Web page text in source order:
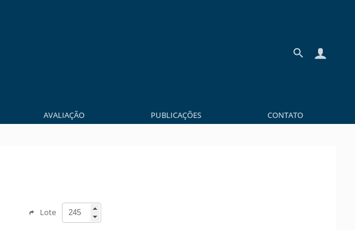
AVALIAÇÃO PUBLICAÇÕES CONTATO
Lote